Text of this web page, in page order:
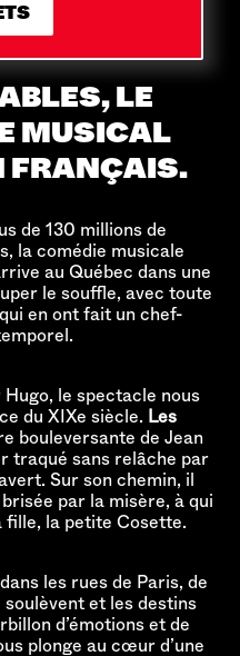
LE
MUSICAL
FRANÇAIS.
de 130 millions de
la comédie musicale
au Québec dans une
le souffle, avec toute
en ont fait un chef-
le spectacle nous
du XIXe siècle. Les
bouleversante de Jean
traqué sans relâche par
Sur son chemin, il
par la misère, à qui
fille, la petite Cosette.
les rues de Paris, de
et les destins
d’émotions et de
plonge au cœur d’une